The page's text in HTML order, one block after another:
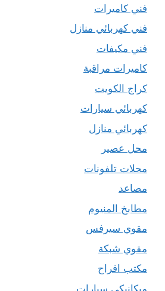
فني كاميرات
فني كهربائي منازل
فني مكيفات
كاميرات مراقبة
كراج الكويت
كهربائي سيارات
كهربائي منازل
محل عصير
محلات تلفونات
مصاعد
مطابخ المنيوم
مقوي سيرفس
مقوي شبكة
مكتب افراح
ميكانيكي سيارات